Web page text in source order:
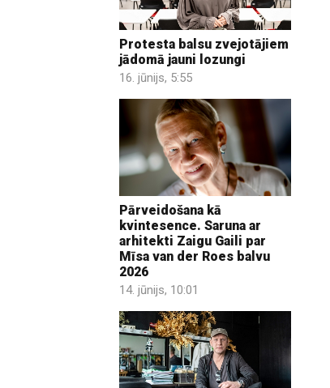
Protesta balsu zvejotājiem
jādomā jauni lozungi
16. jūnijs, 5:55
Pārveidošana kā
kvintesence. Saruna ar
arhitekti Zaigu Gaili par
Mīsa van der Roes balvu
2026
14. jūnijs, 10:01